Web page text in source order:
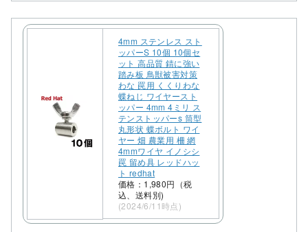
4mm ステンレス スト
ッパーS 10個 10個セ
ット 高品質 錆に強い
踏み板 鳥獣被害対策
わな 罠用 くくりわな
蝶ねじ ワイヤースト
ッパー 4mm 4ミリ ス
テンストッパーs 筒型
丸形状 蝶ボルト ワイ
ヤー 畑 農業用 柵 網
4mmワイヤ イノシシ
罠 留め具 レッドハッ
ト redhat
価格：1,980円（税
込、送料別)
(2024/6/11時点)